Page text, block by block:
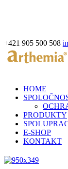
+421 905 500 508
HOME
PRODUKTY
E-SHOP
KONTAKT